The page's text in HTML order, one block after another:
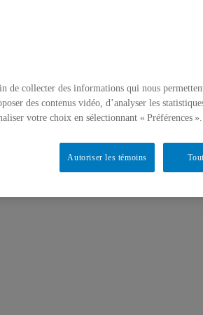
de collecter des informations qui nous
des contenus vidéo, d’analyser les
votre choix en sélectionnant « Préférences ».
Autoriser les témoins